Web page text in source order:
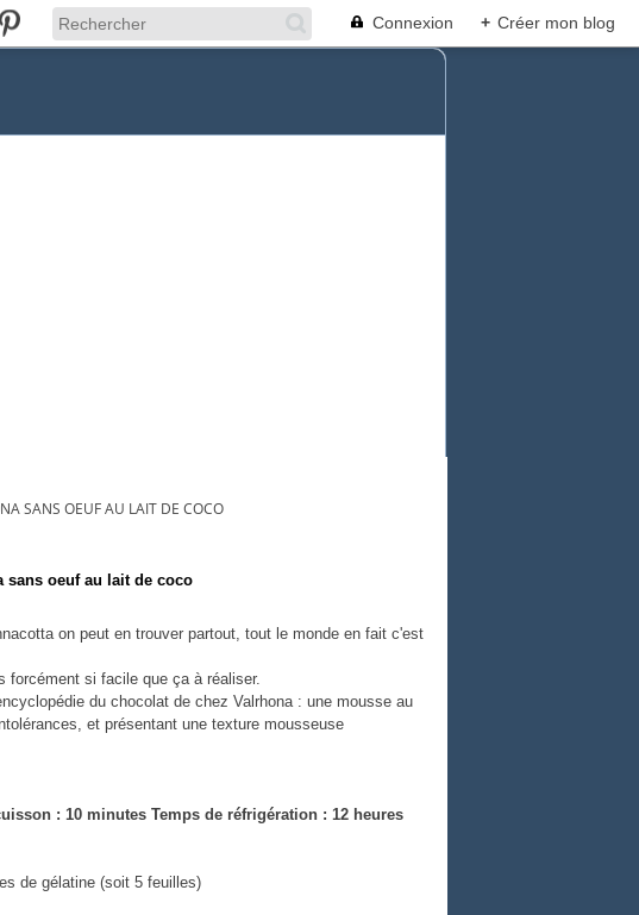
Connexion + Créer mon blog
SANS OEUF AU LAIT DE COCO
sans oeuf au lait de coco
on peut en trouver partout, tout le monde en fait c'est
forcément si facile que ça à réaliser.
du chocolat de chez Valrhona : une mousse au
et présentant une texture mousseuse
: 10 minutes Temps de réfrigération : 12 heures
de gélatine (soit 5 feuilles)